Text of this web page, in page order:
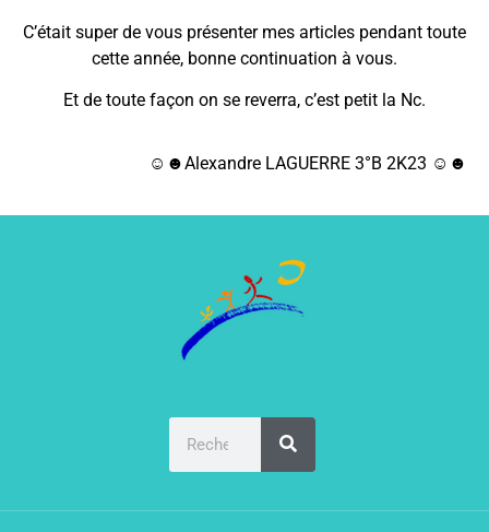
C’était super de vous présenter mes articles pendant toute
cette année, bonne continuation à vous.
Et de toute façon on se reverra, c’est petit la Nc.
☺☻Alexandre LAGUERRE 3°B 2K23 ☺☻